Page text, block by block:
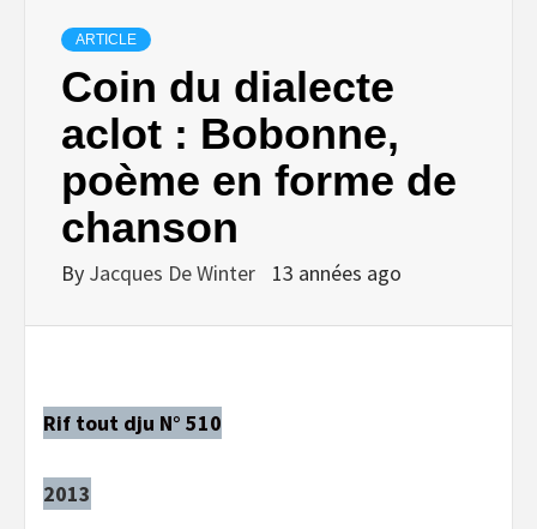
ARTICLE
Coin du dialecte
aclot : Bobonne,
poème en forme de
chanson
By Jacques De Winter 13 années ago
Rif tout dju N° 510
2013